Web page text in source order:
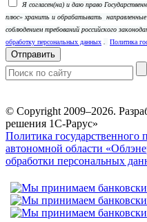
Я согласен(на) и даю право
плюс» хранить и обрабатывать
соблюдением требований российского
обработку персональных данных
Политика
Отправить
© Copyright 2009–2026.
решения 1С-Рарус»
Политика государственного
автономной области
обработки персональных